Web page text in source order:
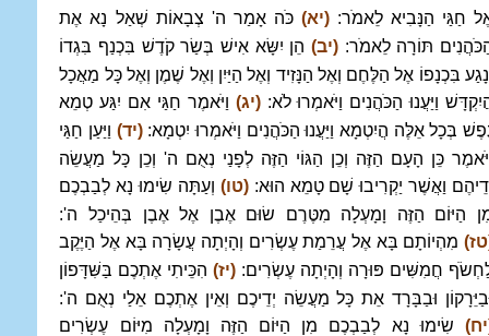
חַגַּי הַנָּבִיא לֵאמֹר:(יא) כֹּה אָמַר ה' צְבָאוֹת שְׁאַל נָא אֶת
תּוֹרָה לֵאמֹר: (יב) הֵן יִשָּׂא אִישׁ בְּשַׂר קֹדֶשׁ בִּכְנַף בִּגְדוֹ
בִּכְנָפוֹ אֶל הַלֶּחֶם וְאֶל הַנָּזִיד וְאֶל הַיַּיִן וְאֶל שֶׁמֶן וְאֶל כָּל מַאֲכָל
וַיַּעֲנוּ הַכֹּהֲנִים וַיֹּאמְרוּ לֹא:(יג) וַיֹּאמֶר חַגַּי אִם יִגַּע טְמֵא
בְּכָל אֵלֶּה הֲיִטְמָא וַיַּעֲנוּ הַכֹּהֲנִים וַיֹּאמְרוּ יִטְמָא:(יד) וַיַּעַן חַגַּי
כֵּן הָעָם הַזֶּה וְכֵן הַגּוֹי הַזֶּה לְפָנַי נְאֻם ה' וְכֵן כָּל מַעֲשֵׂה
וַאֲשֶׁר יַקְרִיבוּ שָׁם טָמֵא הוּא:(טו) וְעַתָּה שִׂימוּ נָא לְבַבְכֶם
הַיּוֹם הַזֶּה וָמָעְלָה מִטֶּרֶם שׂוּם אֶבֶן אֶל אֶבֶן בְּהֵיכַל ה':
מִהְיוֹתָם בָּא אֶל עֲרֵמַת עֶשְׂרִים וְהָיְתָה עֲשָׂרָה בָּא אֶל הַיֶּקֶב
חֲמִשִּׁים פּוּרָה וְהָיְתָה עֶשְׂרִים: (יז) הִכֵּיתִי אֶתְכֶם בַּשִּׁדָּפוֹן
וּבַבָּרָד אֵת כָּל מַעֲשֵׂה יְדֵיכֶם וְאֵין אֶתְכֶם אֵלַי נְאֻם ה':
שִׂימוּ נָא לְבַבְכֶם מִן הַיּוֹם הַזֶּה וָמָעְלָה מִיּוֹם עֶשְׂרִים